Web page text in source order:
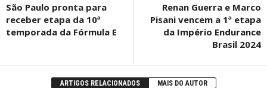
São Paulo pronta para
receber etapa da 10ª
temporada da Fórmula E
Renan Guerra e Marco
Pisani vencem a 1ª etapa
da Império Endurance
Brasil 2024
ARTIGOS RELACIONADOS MAIS DO AUTOR